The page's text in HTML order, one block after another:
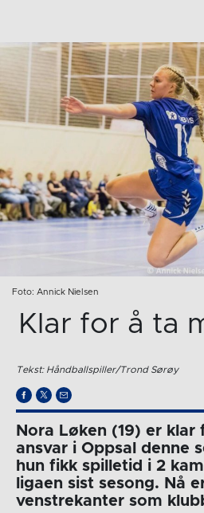
Foto: Annick Nielsen
Klar for å ta
Tekst: Håndballspiller/Trond Sørøy
Nora Løken (19) er klar
ansvar i Oppsal denne
hun fikk spilletid i 2
ligaen sist sesong. Nå
venstrekanter som